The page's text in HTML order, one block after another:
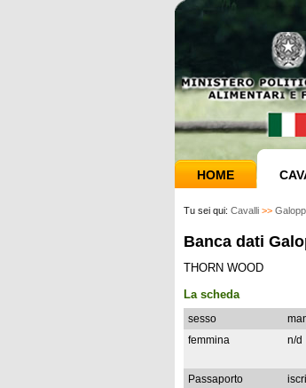
HOME
Tu sei qui: Cavalli >>
Banca dati
THORN WOOD
La scheda
sesso
femmina
n/d
Passaporto